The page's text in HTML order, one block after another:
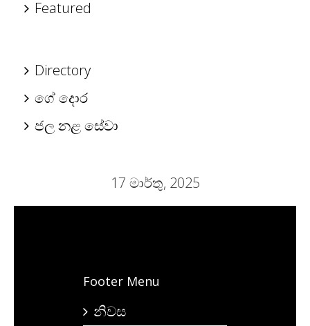
Featured
Directory
ගේ දොර
ජල නළ සේවා
17 මාර්තු, 2025
Footer Menu
නිවස